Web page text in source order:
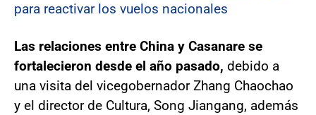
para reactivar los vuelos nacionales
Las relaciones entre China y Casanare se
fortalecieron desde el año pasado, debido a
una visita del vicegobernador Zhang Chaochao
y el director de Cultura, Song Jiangang, además